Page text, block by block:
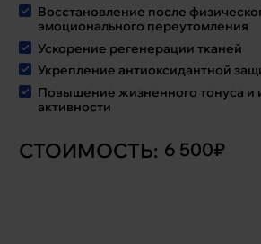
Восстановление после
эмоционального переутомления
Ускорение регенерации тканей
Укрепление антиоксидантной
Повышение жизненного тонуса и
активности
СТОИМОСТЬ: 6 500₽